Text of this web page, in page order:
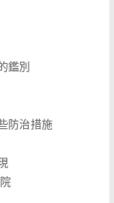
鑑別
防治措施